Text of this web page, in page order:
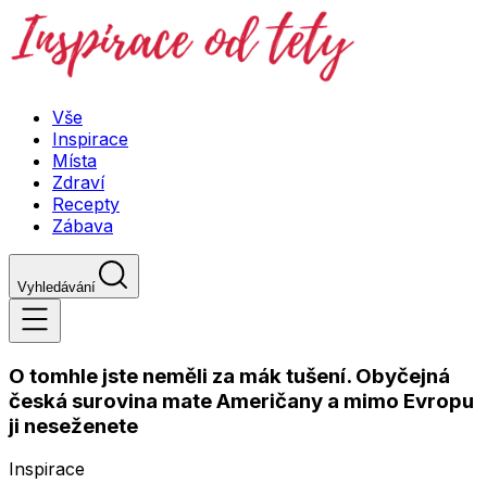
Vše
Inspirace
Místa
Zdraví
Recepty
Zábava
Vyhledávání
O tomhle jste neměli za mák tušení. Obyčejná
česká surovina mate Američany a mimo Evropu
ji neseženete
Inspirace